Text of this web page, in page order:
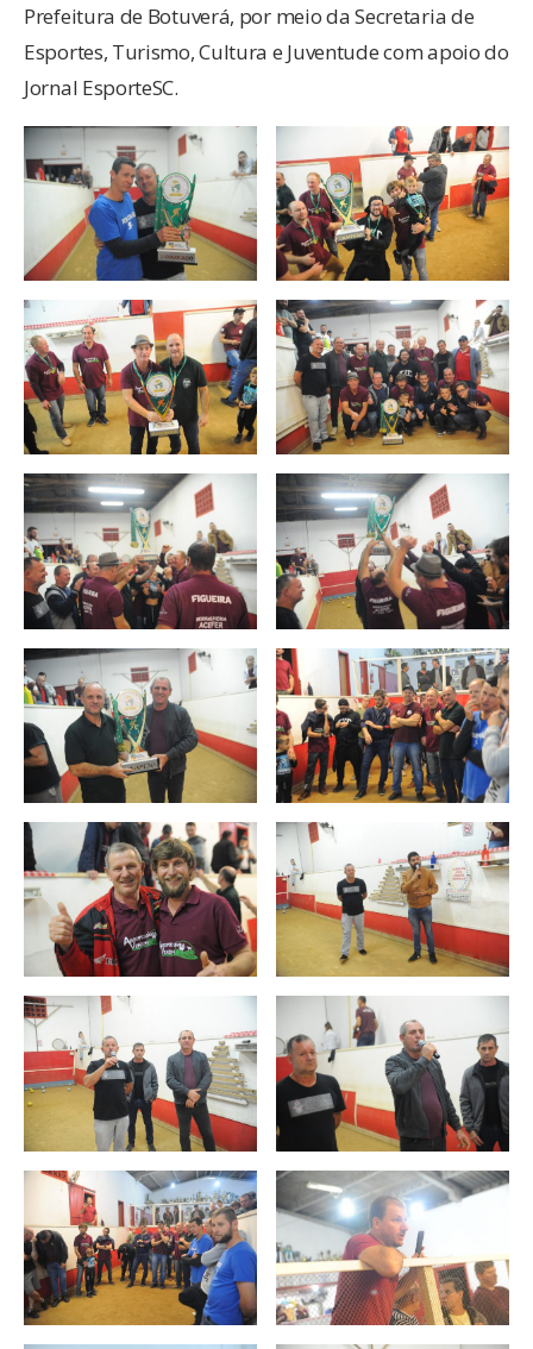
Prefeitura de Botuverá, por meio da Secretaria de
Esportes, Turismo, Cultura e Juventude com apoio do
Jornal EsporteSC.